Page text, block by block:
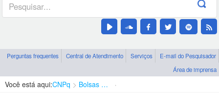
Perguntas frequentes Central de Atendimento Serviços
E-mail do Pesquisador
Área de imprensa
Você está aqui:CNPq Bolsas e Auxílios Vigentes